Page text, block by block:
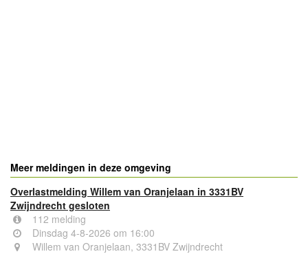
Meer meldingen in deze omgeving
Overlastmelding Willem van Oranjelaan in 3331BV
Zwijndrecht gesloten
112 melding
Dinsdag 4-8-2026 om 16:00
Willem van Oranjelaan, 3331BV Zwijndrecht